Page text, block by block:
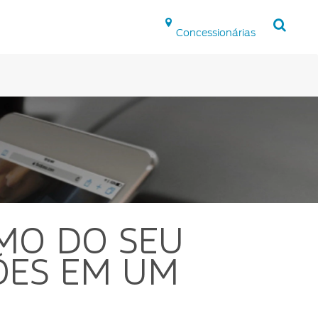
Tecnologia
SYNC®
Assistência de Emergência
Applink™
Concessionárias
DO SEU
EM UM